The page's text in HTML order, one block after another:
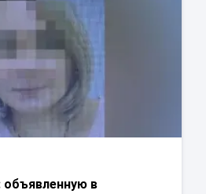
объявленную в